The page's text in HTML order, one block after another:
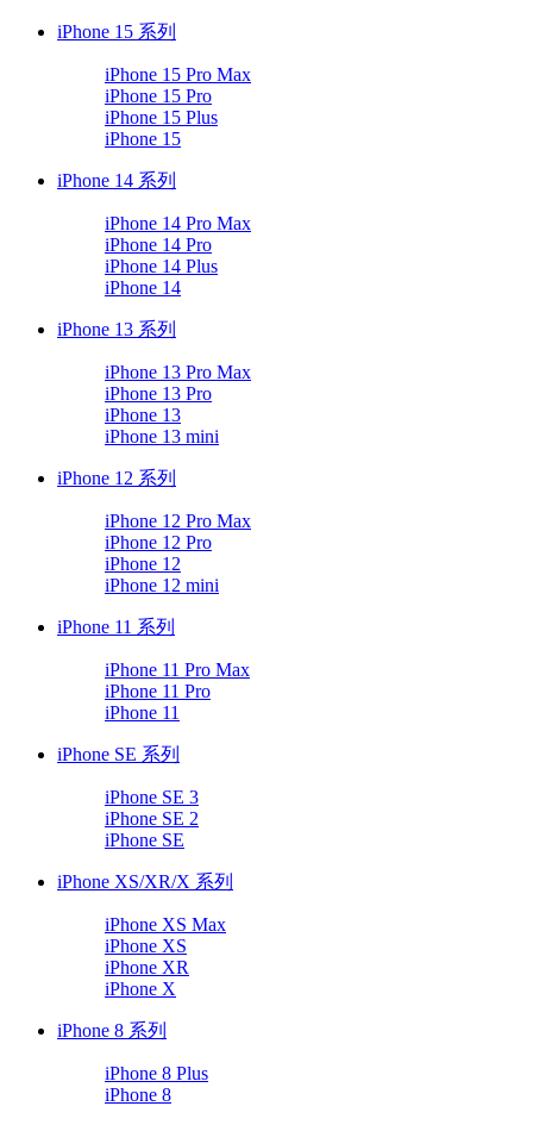
iPhone 15 系列
iPhone 15 Pro Max
iPhone 15 Pro
iPhone 15 Plus
iPhone 15
iPhone 14 系列
iPhone 14 Pro Max
iPhone 14 Pro
iPhone 14 Plus
iPhone 14
iPhone 13 系列
iPhone 13 Pro Max
iPhone 13 Pro
iPhone 13
iPhone 13 mini
iPhone 12 系列
iPhone 12 Pro Max
iPhone 12 Pro
iPhone 12
iPhone 12 mini
iPhone 11 系列
iPhone 11 Pro Max
iPhone 11 Pro
iPhone 11
iPhone SE 系列
iPhone SE 3
iPhone SE 2
iPhone SE
iPhone XS/XR/X 系列
iPhone XS Max
iPhone XS
iPhone XR
iPhone X
iPhone 8 系列
iPhone 8 Plus
iPhone 8